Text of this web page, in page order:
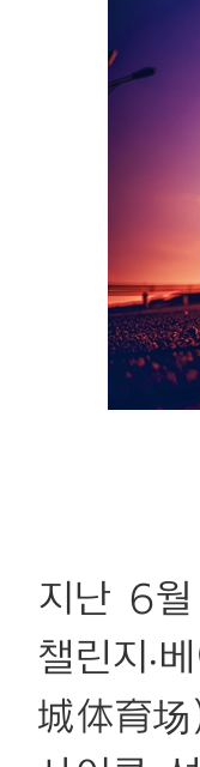
지난 6
챌린지·
城体育